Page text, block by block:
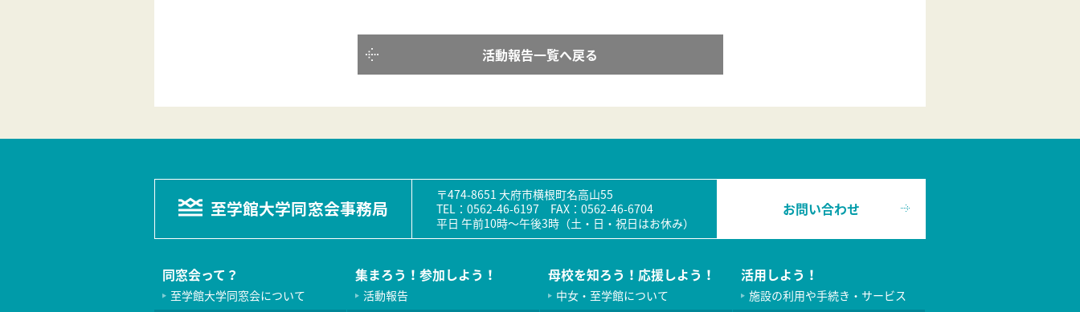
活動報告一覧へ戻る
至学館大学同窓会事務局
〒474-8651 大府市横根町名高山55
TEL：0562-46-6197 FAX：0562-46-6704
平日 午前10時〜午後3時（土・日・祝日はお休み）
お問い合わせ
同窓会って？
至学館大学同窓会について
集まろう！参加しよう！
活動報告
母校を知ろう！応援しよう！
中女・至学館について
活用しよう！
施設の利用や手続き・サービス